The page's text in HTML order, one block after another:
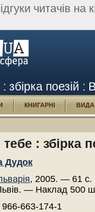
читачів
поезій :
КНИГАРНІ
: збірка
Дудок
, 2005. — 61 с.
— Наклад 500
966-663-174-1